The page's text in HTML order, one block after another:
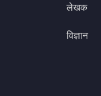
लेखक
विज्ञान